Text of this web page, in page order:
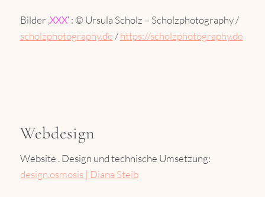
Bilder ‚XXX‘ : © Ursula Scholz – Scholzphotography /
scholzphotography.de /https://scholzphotography.de
Webdesign
Website . Design und technische Umsetzung:
design.osmosis | Diana Steib